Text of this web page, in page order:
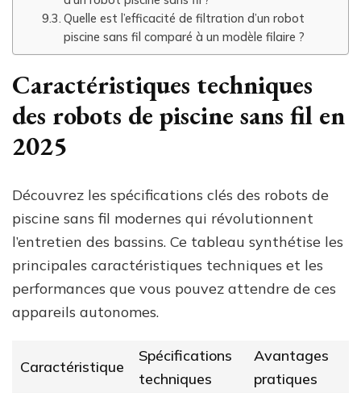
Quelle est l’efficacité de filtration d’un robot
piscine sans fil comparé à un modèle filaire ?
Caractéristiques techniques
des robots de piscine sans fil en
2025
Découvrez les spécifications clés des robots de
piscine sans fil modernes qui révolutionnent
l’entretien des bassins. Ce tableau synthétise les
principales caractéristiques techniques et les
performances que vous pouvez attendre de ces
appareils autonomes.
Caractéristique
Spécifications
techniques
Avantages
pratiques